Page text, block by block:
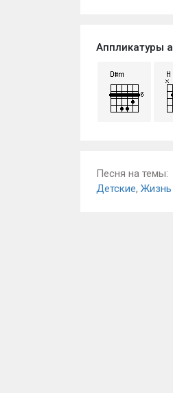
Аппликатуры
Песня на темы:
Детские, Жизнь